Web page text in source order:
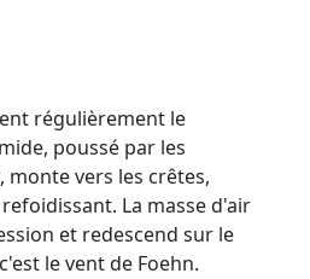
régulièrement le
poussé par les
vers les crêtes,
La masse d'air
et redescend sur le
le vent de Foehn.